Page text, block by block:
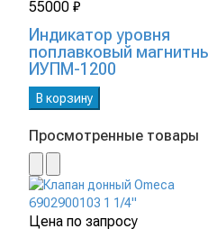
55000 ₽
Индикатор уровня
поплавковый
ИУПМ-1200
В корзину
Просмотренные товары
Цена по запросу